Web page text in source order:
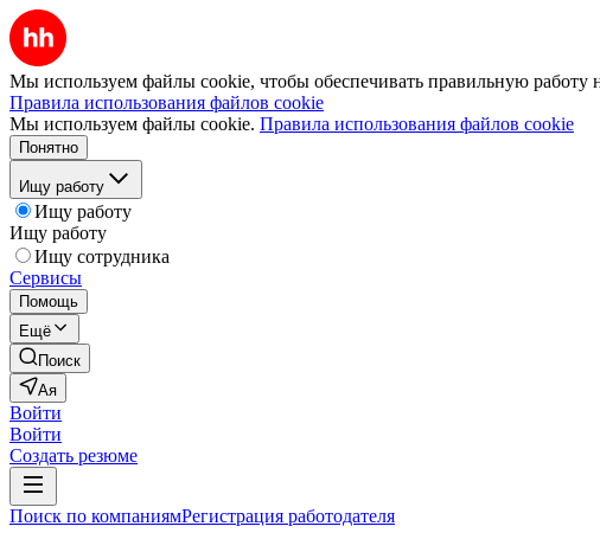
Мы используем файлы cookie, чтобы обеспечивать правильную работу
Правила использования файлов cookie
Мы используем файлы cookie. Правила использования файлов cookie
Понятно
Ищу работу
Ищу работу
Ищу работу
Ищу сотрудника
Сервисы
Помощь
Ещё
Поиск
Ая
Войти
Войти
Создать резюме
Поиск по компаниямРегистрация работодателя